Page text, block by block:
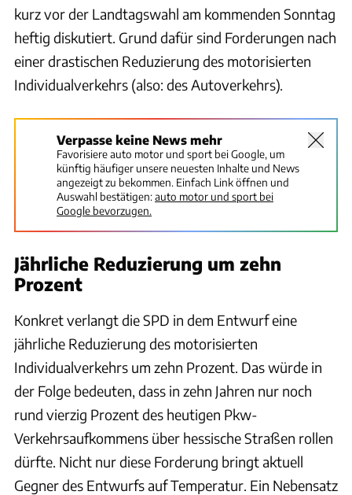
kurz vor der Landtagswahl am kommenden Sonntag
heftig diskutiert. Grund dafür sind Forderungen nach
einer drastischen Reduzierung des motorisierten
Individualverkehrs (also: des Autoverkehrs).
Verpasse keine News mehr
Favorisiere auto motor und sport bei Google, um
künftig häufiger unsere neuesten Inhalte und News
angezeigt zu bekommen. Einfach Link öffnen und
Auswahl bestätigen:auto motor und sport bei
Google bevorzugen.
Jährliche Reduzierung um zehn
Prozent
Konkret verlangt die SPD in dem Entwurf eine
jährliche Reduzierung des motorisierten
Individualverkehrs um zehn Prozent. Das würde in
der Folge bedeuten, dass in zehn Jahren nur noch
rund vierzig Prozent des heutigen Pkw-
Verkehrsaufkommens über hessische Straßen rollen
dürfte. Nicht nur diese Forderung bringt aktuell
Gegner des Entwurfs auf Temperatur. Ein Nebensatz